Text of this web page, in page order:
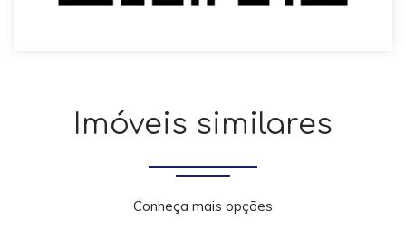
Imóveis similares
Conheça mais opções